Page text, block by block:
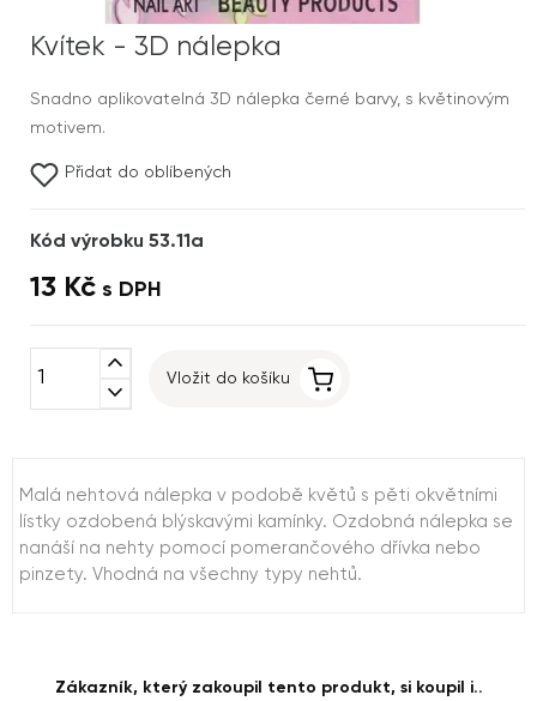
Kvítek - 3D nálepka
Snadno aplikovatelná 3D nálepka černé barvy, s květinovým
motivem.
Přidat do oblíbených
Kód výrobku 53.11a
13 Kč s DPH
expand_less
expand_more
Vložit do košíku
Malá nehtová nálepka v podobě květů s pěti okvětními
lístky ozdobená blýskavými kamínky. Ozdobná nálepka se
nanáší na nehty pomocí pomerančového dřívka nebo
pinzety. Vhodná na všechny typy nehtů.
Zákazník, který zakoupil tento produkt, si koupil i..